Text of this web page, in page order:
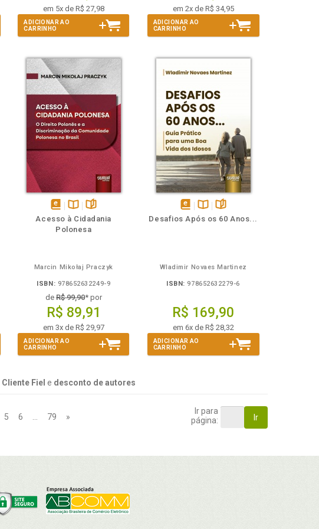
em 5x de R$ 27,98
ADICIONAR AO
CARRINHO
em 2x de R$ 34,95
ADICIONAR AO
CARRINHO
disponível
em
Disponível
na
páginas
Acesso à Cidadania
Polonesa
Marcin Mikołaj Praczyk
ISBN: 978652632249-9
deR$ 99,90* por
R$ 89,91
em 3x de R$ 29,97
ADICIONAR AO
CARRINHO
disponívelDisponível
páginas
Desafios Após os 60 Anos...
Wladimir Novaes Martinez
ISBN: 978652632279-6
R$ 169,90
em 6x de R$ 28,32
ADICIONAR AO
CARRINHO
Cliente Fiel e desconto de autores
5 6 79 »
Ir para
página:
Ir